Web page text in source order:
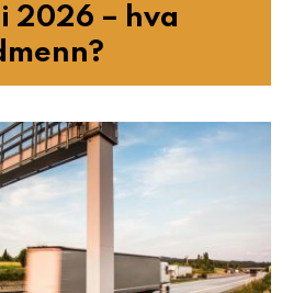
2026 – hva